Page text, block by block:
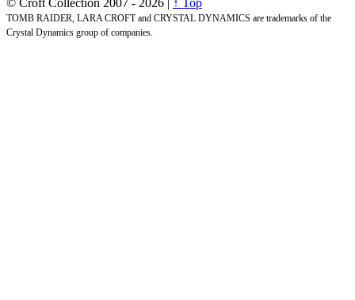
© Croft Collection 2007 - 2026 | ↑ Top
TOMB RAIDER, LARA CROFT and CRYSTAL DYNAMICS are trademarks of the
Crystal Dynamics group of companies.